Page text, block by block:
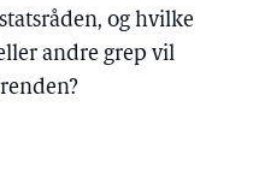
og hvilke
andre grep vil